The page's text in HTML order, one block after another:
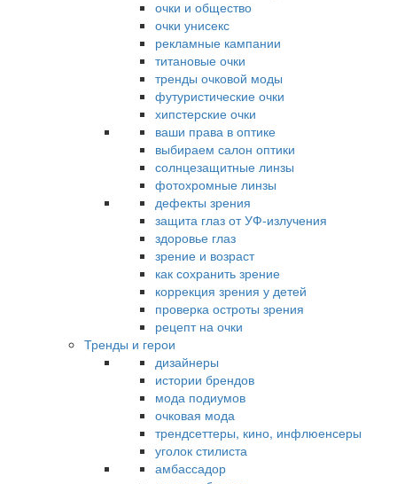
очки и общество
очки унисекс
рекламные кампании
титановые очки
тренды очковой моды
футуристические очки
хипстерские очки
ваши права в оптике
выбираем салон оптики
солнцезащитные линзы
фотохромные линзы
дефекты зрения
защита глаз от УФ-излучения
здоровье глаз
зрение и возраст
как сохранить зрение
коррекция зрения у детей
проверка остроты зрения
рецепт на очки
Тренды и герои
дизайнеры
истории брендов
мода подиумов
очковая мода
трендсеттеры, кино, инфлюенсеры
уголок стилиста
амбассадор